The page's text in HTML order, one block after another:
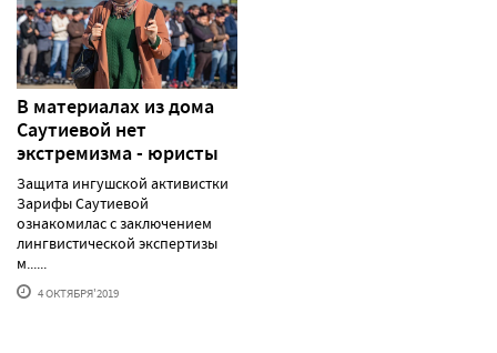
В материалах из дома
Саутиевой нет
экстремизма - юристы
Защита ингушской активистки
Зарифы Саутиевой
ознакомилас с заключением
лингвистической экспертизы
м......
4 ОКТЯБРЯ'2019